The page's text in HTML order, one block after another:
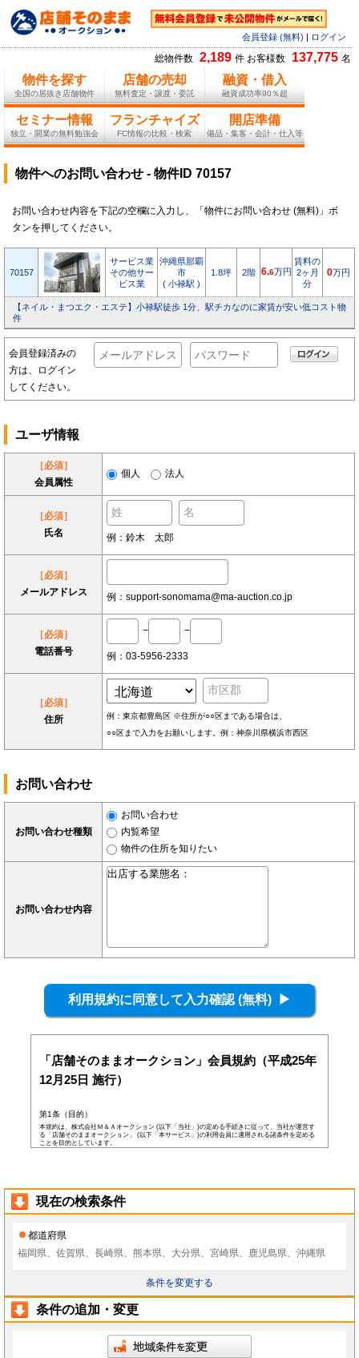
会員登録 (無料) ログイン
総物件数 2,189 件 お客様数 137,775 名
物件を探す
全国の居抜き店舗物件
店舗の売却
無料査定・譲渡・委託
融資・借入
融資成功率90％超
セミナー情報
独立・開業の無料勉強会
フランチャイズ
FC情報の比較・検索
開店準備
備品・集客・会計・仕入等
物件へのお問い合わせ - 物件ID 70157
お問い合わせ内容を下記の空欄に入力し、「物件にお問い合わせ (無料)」ボ
タンを押してください。
70157
サービス業
その他サー
ビス業
沖縄県那覇
市
( 小禄駅 )
1.8坪 2階 6.6万円
賃料の
2ヶ月
分
0万円
【ネイル・まつエク・エステ】小禄駅徒歩 1分、駅チカなのに家賃が安い低コスト物
件
会員登録済みの
方は、ログイン
してください。
ユーザ情報
［必須］
会員属性
個人 法人
［必須］
氏名
例：鈴木 太郎
［必須］
メールアドレス
例：support-sonomama@ma-auction.co.jp
［必須］
電話番号
− −
例：03-5956-2333
［必須］
住所
例：東京都豊島区 ※住所が○○区まである場合は、
○○区まで入力をお願いします。例：神奈川県横浜市西区
お問い合わせ
お問い合わせ種類
お問い合わせ
内覧希望
物件の住所を知りたい
お問い合わせ内容
「店舗そのままオークション」会員規約（平成25年
12月25日 施行）
第1条（目的）
本規約は、株式会社Ｍ＆Ａオークション (以下「当社」)の定める手続きに従って、当社が運営す
る「店舗そのままオークション」 (以下「本サービス」)の利用会員に適用される諸条件を定める
ことを目的としています。
以下の各号の条件を全て満たした者を本サービスの会員(以下「会員」)とします。
本規約に同意した者
当社所定の登録情報を当社へ提出した者
前項にかかわらず、以下の各号のいずれかに当てはまる者は会員となる資格を持たないもの
とし、会員登録が否認されることがあります。
なお、既に会員として登録されている者が以下の条件に当てはまっている場合、当社は何ら
通告なく、当社の判断により随時に本サービスを中止、もしくはその者の会員としての資格
録の際に後見人その他の法定代理人の同意等を得ている場合を除きます)
日本国外に在住の者
当社へ虚偽の事項を報告した者
破産状態もしくはそれと同等の状態にあり、信用状態が著しく悪化している者
二重に会員登録している者
当社、本サービス、又は他の会員の信用もしくは権利を侵害する恐れがあると当社が
現在の検索条件
都道府県
福岡県、佐賀県、長崎県、熊本県、大分県、宮崎県、鹿児島県、沖縄県
条件を変更する
条件の追加・変更